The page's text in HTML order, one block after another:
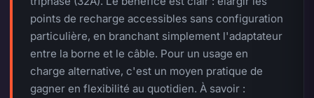
points de recharge accessibles sans configuration
particulière, en branchant simplement l'adaptateur
entre la borne et le câble. Pour un usage en
charge alternative, c'est un moyen pratique de
gagner en flexibilité au quotidien. À savoir :